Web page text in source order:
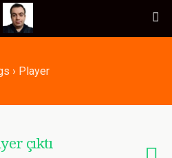
› Player
çıktı